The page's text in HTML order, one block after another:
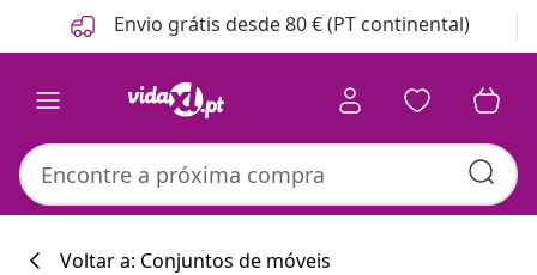
Anterior
Seguinte Envio grátis desde 80 € (PT continental)
Voltar a: Conjuntos de móveis